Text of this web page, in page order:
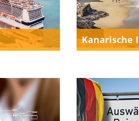
Kanarische